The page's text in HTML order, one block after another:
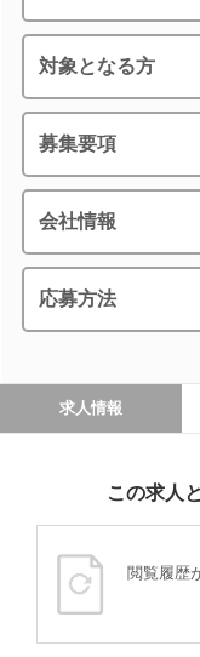
対象となる方
募集要項
会社情報
応募方法
求人情報
この求人
閲覧履歴